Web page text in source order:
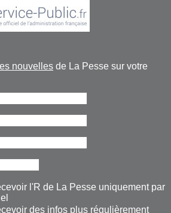
nouvelles de La Pesse sur votre
l'R de La Pesse uniquement par
des infos plus régulièrement